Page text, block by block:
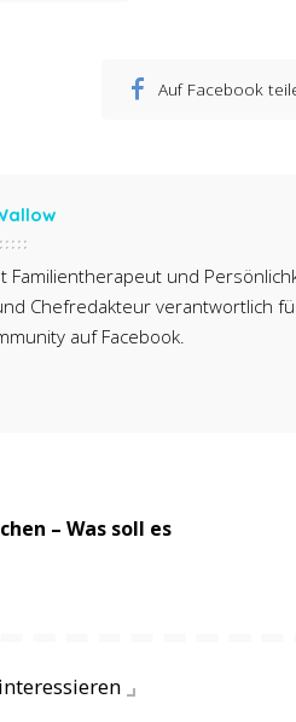
Auf Facebook
Familientherapeut und
Chefredakteur verantwortlich
auf Facebook.
– Was soll es